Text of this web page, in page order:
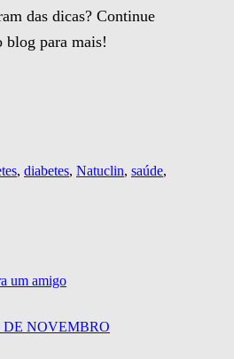
das dicas? Continue
blog para mais!
, diabetes, Natuclin, saúde,
um amigo
NOVEMBRO